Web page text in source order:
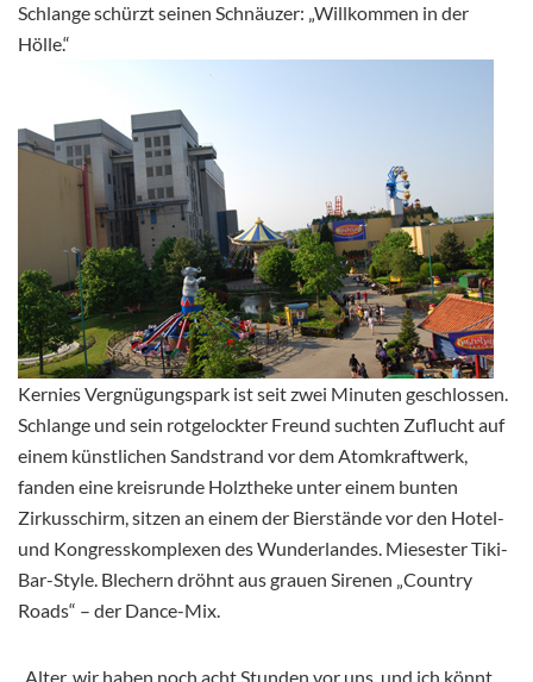
Schlange schürzt seinen Schnäuzer: „Willkommen in der
Hölle.“
Kernies Vergnügungspark ist seit zwei Minuten geschlossen.
Schlange und sein rotgelockter Freund suchten Zuflucht auf
einem künstlichen Sandstrand vor dem Atomkraftwerk,
fanden eine kreisrunde Holztheke unter einem bunten
Zirkusschirm, sitzen an einem der Bierstände vor den Hotel-
und Kongresskomplexen des Wunderlandes. Miesester Tiki-
Bar-Style. Blechern dröhnt aus grauen Sirenen „Country
Roads“ – der Dance-Mix.
„Alter, wir haben noch acht Stunden vor uns, und ich könnt